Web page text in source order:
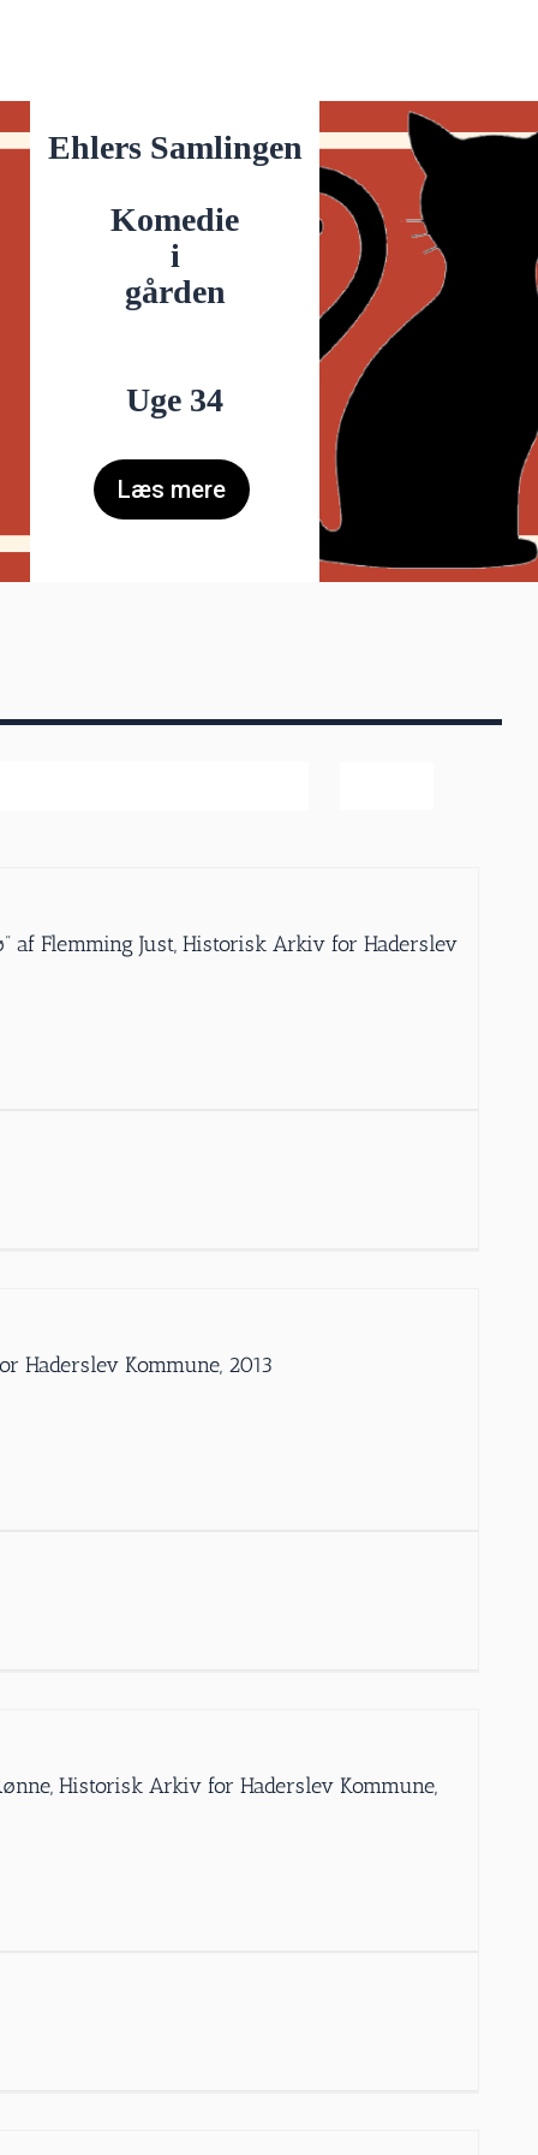
Ehlers Samlingen
Komedie
i
gården
Uge 34
Læs mere
af Flemming Just, Historisk Arkiv for Haderslev
Haderslev Kommune, 2013
Historisk Arkiv for Haderslev Kommune,